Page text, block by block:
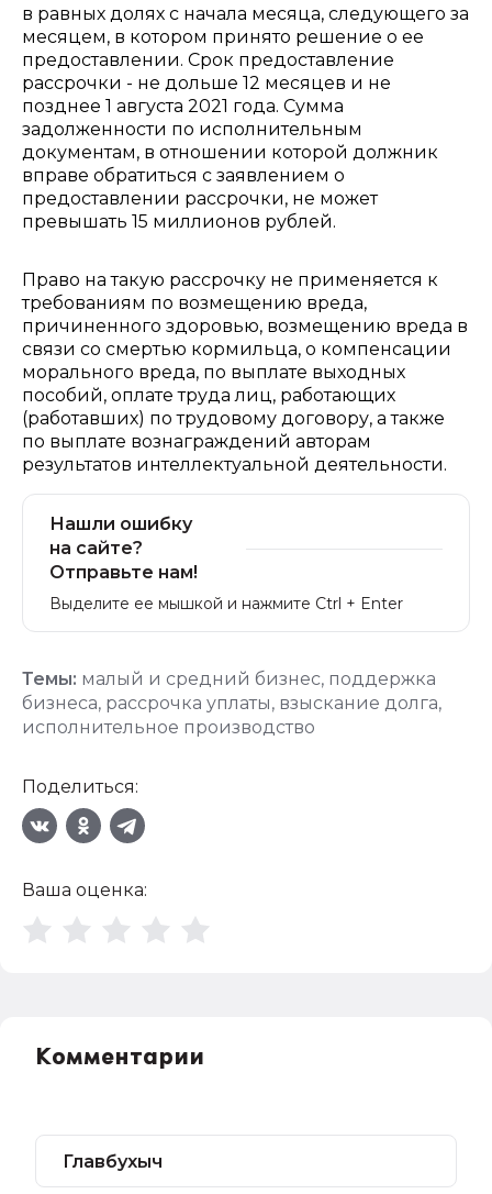
в равных долях с начала месяца, следующего за
месяцем, в котором принято решение о ее
предоставлении. Срок предоставление
рассрочки - не дольше 12 месяцев и не
позднее 1 августа 2021 года. Сумма
задолженности по исполнительным
документам, в отношении которой должник
вправе обратиться с заявлением о
предоставлении рассрочки, не может
превышать 15 миллионов рублей.
Право на такую рассрочку не применяется к
требованиям по возмещению вреда,
причиненного здоровью, возмещению вреда в
связи со смертью кормильца, о компенсации
морального вреда, по выплате выходных
пособий, оплате труда лиц, работающих
(работавших) по трудовому договору, а также
по выплате вознаграждений авторам
результатов интеллектуальной деятельности.
Нашли ошибку
на сайте?
Отправьте нам!
Выделите ее мышкой и нажмите Ctrl + Enter
Темы: малый и средний бизнес, поддержка
бизнеса, рассрочка уплаты, взыскание долга,
исполнительное производство
Поделиться:
Ваша оценка:
Комментарии